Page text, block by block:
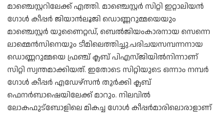
മാഞ്ചെസ്റ്ററിലേക്ക് എത്തി. മാഞ്ചെസ്റ്റർ സിറ്റി ഇറ്റാലിയൻ
ഗോൾ കീപ്പർ ജിയാൻലൂജി ഡൊണ്ണറുമ്മയെയും
മാഞ്ചെസ്റ്റർ യുണൈറ്റഡ്, ബെൽജിയംകാരനായ സെന്നെ
ലാമ്മെൻസിനെയും ടീമിലെത്തിച്ചു.പരിചയസമ്പന്നനായ
ഡൊണ്ണറുമ്മയെ ഫ്രഞ്ച് ക്ലബ് പിഎസ്ജിയിൽനിന്നാണ്
സിറ്റി സ്വന്തമാക്കിയത്. ഇതോടെ സിറ്റിയുടെ ഒന്നാം നമ്പർ
ഗോൾ കീപ്പർ എഡേഴ്‌സൻ തുർക്കി ക്ലബ്
ഫെനർബാഷെയിലേക്ക് മാറും. നിലവിൽ
ലോകഫുട്‌ബോളിലെ മികച്ച ഗോൾ കീപ്പർമാരിലൊരാളാണ്